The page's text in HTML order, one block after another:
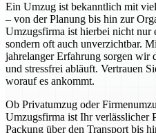
Ein Umzug ist bekanntlich mit
– von der Planung bis hin zur
Umzugsfirma ist hierbei nicht nur
sondern oft auch unverzichtbar.
jahrelanger Erfahrung sorgen wir
und stressfrei abläuft. Vertrauen
worauf es ankommt.
Ob Privatumzug oder
Umzugsfirma ist Ihr verlässlicher
Packung über den Transport bis